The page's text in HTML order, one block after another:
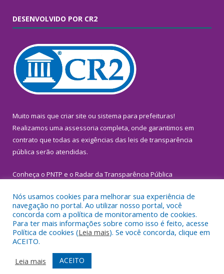
DESENVOLVIDO POR CR2
Muito mais que criar site ou sistema para prefeituras!
Realizamos uma assessoria completa, onde garantimos em
contrato que todas as exigências das leis de transparência
pública serão atendidas.
Conheça o PNTP e o Radar da Transparência Pública
Todos os direitos reservados a Prefeitura Municipal de
Inhangapi.
Mapa do Site
Acessar Área Administrativa
Acessar Webmail
Nós usamos cookies para melhorar sua experiência de
navegação no portal. Ao utilizar nosso portal, você
concorda com a política de monitoramento de cookies.
Para ter mais informações sobre como isso é feito, acesse
Política de cookies (Leia mais). Se você concorda, clique em
ACEITO.
Leia mais
ACEITO